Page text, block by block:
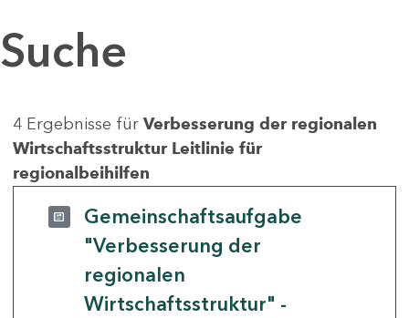
Suche
4 Ergebnisse für Verbesserung der regionalen
Wirtschaftsstruktur Leitlinie für
regionalbeihilfen
Gemeinschaftsaufgabe
"Verbesserung der
regionalen
Wirtschaftsstruktur" -